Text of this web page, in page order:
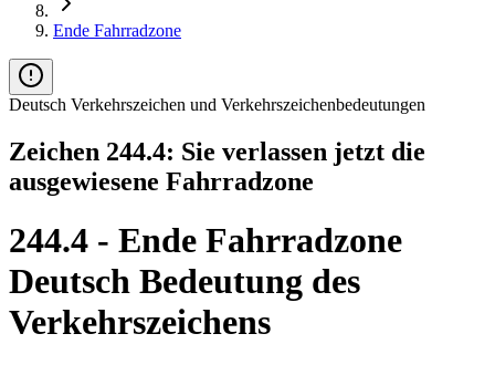
Ende Fahrradzone
Deutsch Verkehrszeichen und Verkehrszeichenbedeutungen
Zeichen 244.4: Sie verlassen jetzt die
ausgewiesene Fahrradzone
244.4 - Ende Fahrradzone
Deutsch Bedeutung des
Verkehrszeichens